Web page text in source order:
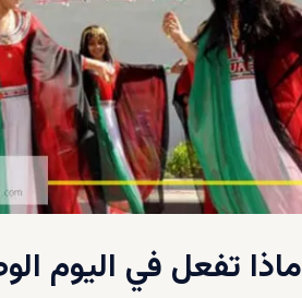
ماذا تفعل في اليوم